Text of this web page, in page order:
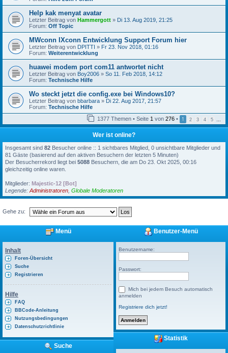
Help kak menyat avatar
Letzter Beitrag von Hammergott » Di 13. Aug 2019, 21:25
Forum: Off Topic
MWconn IXconn Entwicklung Support Forum hier
Letzter Beitrag von DPITTI » Fr 23. Nov 2018, 01:16
Forum: Weiterentwicklung
huawei modem port com11 antwortet nicht
Letzter Beitrag von Boy2006 » So 11. Feb 2018, 14:12
Forum: Technische Hilfe
Wo steckt jetzt die config.exe bei Windows10?
Letzter Beitrag von bbarbara » Di 22. Aug 2017, 21:57
Forum: Technische Hilfe
1377 Themen • Seite 1 von 276 • 1 2 3 4 5 …
Wer ist online?
Insgesamt sind 82 Besucher online :: 1 sichtbares Mitglied, 0 unsichtbare Mitglieder und
81 Gäste (basierend auf den aktiven Besuchern der letzten 5 Minuten)
Der Besucherrekord liegt bei 5088 Besuchern, die am Do 23. Okt 2025, 00:16
gleichzeitig online waren.
Mitglieder: Majestic-12 [Bot]
Legende: Administratoren Globale Moderatoren
Gehe zu:
Menü
Inhalt
Foren-Übersicht
Suche
Registrieren
Hilfe
FAQ
BBCode-Anleitung
Nutzungsbedingungen
Datenschutzrichtlinie
Suche
Benutzer-Menü
Benutzername:
Passwort:
Mich bei jedem Besuch automatisch
anmelden
Registriere dich jetzt!
Statistik